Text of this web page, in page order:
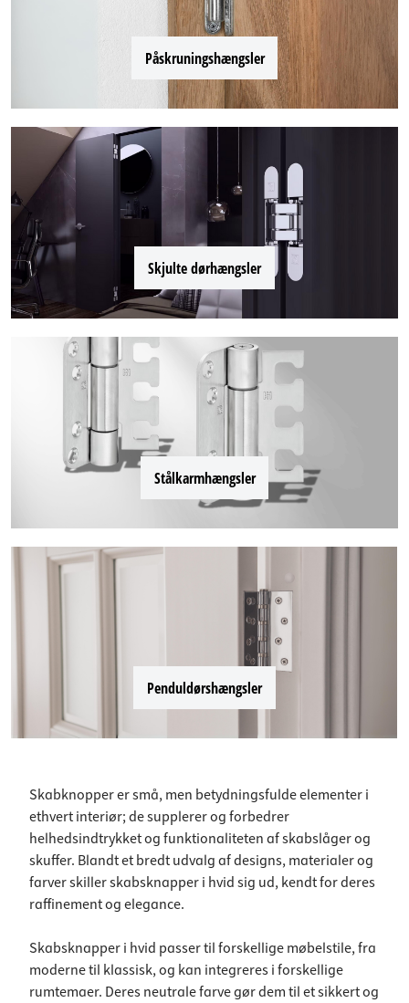
Påskruningshængsler
Skjulte dørhængsler
Stålkarmhængsler
Penduldørshængsler
Skabknopper er små, men betydningsfulde elementer i
ethvert interiør; de supplerer og forbedrer
helhedsindtrykket og funktionaliteten af skabslåger og
skuffer. Blandt et bredt udvalg af designs, materialer og
farver skiller skabsknapper i hvid sig ud, kendt for deres
raffinement og elegance.
Skabsknapper i hvid passer til forskellige møbelstile, fra
moderne til klassisk, og kan integreres i forskellige
rumtemaer. Deres neutrale farve gør dem til et sikkert og